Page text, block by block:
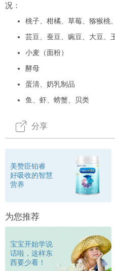
况：
桃子、柑橘、草莓、猕猴桃
芸豆、蚕豆、豌豆、大豆、
小麦（面粉）
酵母
蛋清、奶乳制品
鱼、虾、螃蟹、贝类
分享
美赞臣铂睿
好吸收的智慧
营养
为您推荐
宝宝开始学说
话啦，这样东
西要少看！